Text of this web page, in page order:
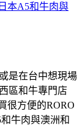
本A5和牛肉與
是在台中想現場
區和牛專門店
很方便的RORO
牛肉與澳洲和